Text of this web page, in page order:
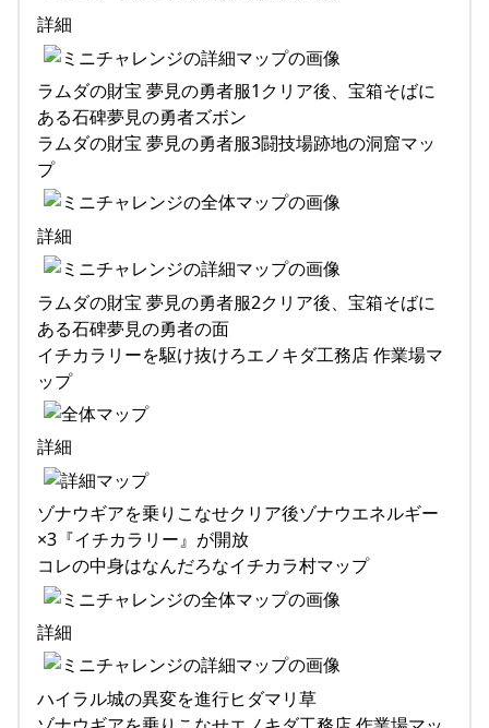
詳細
ラムダの財宝 夢見の勇者服1クリア後、宝箱そばに
ある石碑夢見の勇者ズボン
ラムダの財宝 夢見の勇者服3闘技場跡地の洞窟マッ
プ
詳細
ラムダの財宝 夢見の勇者服2クリア後、宝箱そばに
ある石碑夢見の勇者の面
イチカラリーを駆け抜けろエノキダ工務店 作業場マ
ップ
詳細
ゾナウギアを乗りこなせクリア後ゾナウエネルギー
×3『イチカラリー』が開放
コレの中身はなんだろなイチカラ村マップ
詳細
ハイラル城の異変を進行ヒダマリ草